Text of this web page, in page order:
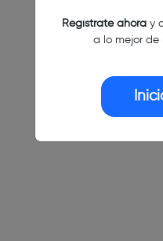
Regístrate ahoray
a lo mejor de